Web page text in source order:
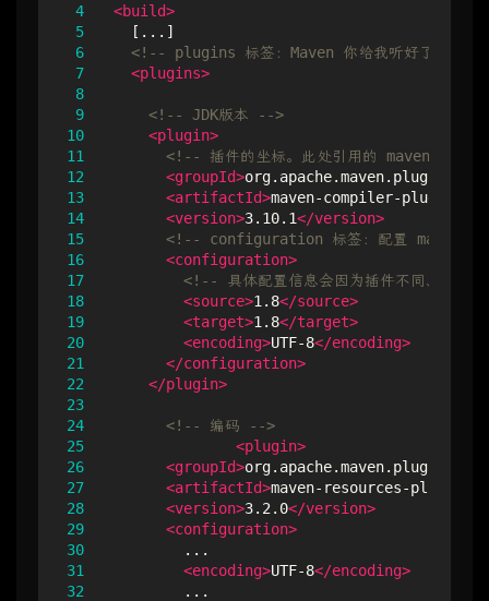
4
5
6
7
8
9
10
11
12
13
14
15
16
17
18
19
20
21
22
23
24
25
26
27
28
29
30
31
32
<build>
<!-- plugins 标签：Maven 你给我听好了，你给
<plugins>
<!-- JDK版本 -->
<plugin>
<!-- 插件的坐标。此处引用的 maven-
<groupId>org.apache.maven.plugins
<artifactId>maven-compiler-plugin
<version>3.10.1</version>
<!-- configuration 标签：配置 maven-
<configuration>
<!-- 具体配置信息会因为插件不同、需求
<source>1.8</source>
<target>1.8</target>
<encoding>UTF-8</encoding>
</configuration>
</plugin>
<!-- 编码 -->
<plugin>
<groupId>org.apache.maven.plugins
<artifactId>maven-resources-plugin
<version>3.2.0</version>
<configuration>
<encoding>UTF-8</encoding>